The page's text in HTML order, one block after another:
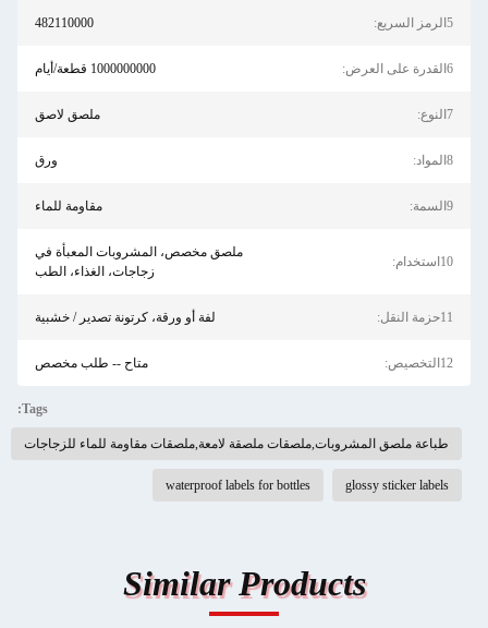
5الرمز السريع: 482110000
6القدرة على العرض: 1000000000 قطعة/أيام
7النوع: ملصق لاصق
8المواد: ورق
9السمة: مقاومة للماء
10استخدام:
ملصق مخصص، المشروبات المعبأة في
زجاجات، الغذاء، الطب
11حزمة النقل: لفة أو ورقة، كرتونة تصدير / خشبية
12التخصيص: متاح -- طلب مخصص
Tags:
طباعة ملصق المشروبات,ملصقات ملصقة لامعة,ملصقات مقاومة للماء للزجاجات
glossy sticker labels
waterproof labels for bottles
Similar Products